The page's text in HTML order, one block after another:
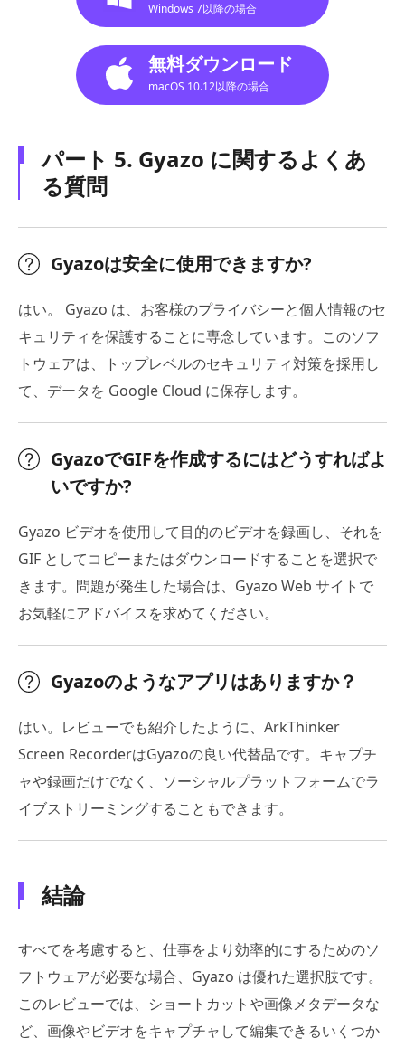
Windows 7以降の場合
無料ダウンロード
macOS 10.12以降の場合
パート 5. Gyazo に関するよくあ
る質問
Gyazoは安全に使用できますか?
はい。 Gyazo は、お客様のプライバシーと個人情報のセ
キュリティを保護することに専念しています。このソフ
トウェアは、トップレベルのセキュリティ対策を採用し
て、データを Google Cloud に保存します。
GyazoでGIFを作成するにはどうすればよ
いですか?
Gyazo ビデオを使用して目的のビデオを録画し、それを
GIF としてコピーまたはダウンロードすることを選択で
きます。問題が発生した場合は、Gyazo Web サイトで
お気軽にアドバイスを求めてください。
Gyazoのようなアプリはありますか？
はい。レビューでも紹介したように、ArkThinker
Screen RecorderはGyazoの良い代替品です。キャプチ
ャや録画だけでなく、ソーシャルプラットフォームでラ
イブストリーミングすることもできます。
結論
すべてを考慮すると、仕事をより効率的にするためのソ
フトウェアが必要な場合、Gyazo は優れた選択肢です。
このレビューでは、ショートカットや画像メタデータな
ど、画像やビデオをキャプチャして編集できるいくつか